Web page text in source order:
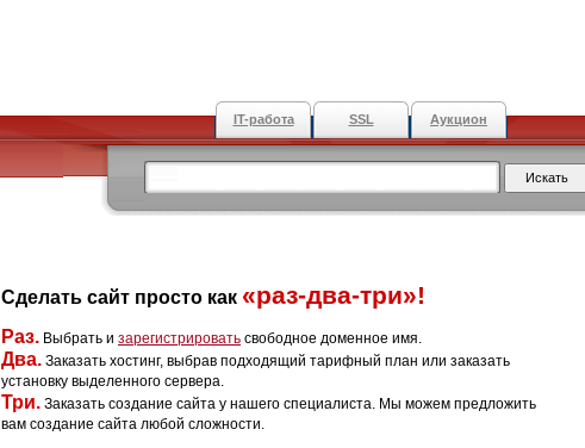
IT-работа SSL Аукцион
Сделать сайт просто как «раз-два-три»!
Раз. Выбрать и зарегистрировать свободное доменное имя.
Два. Заказать хостинг, выбрав подходящий тарифный план или заказать
установку выделенного сервера.
Три. Заказать создание сайта у нашего специалиста. Мы можем предложить
вам создание сайта любой сложности.